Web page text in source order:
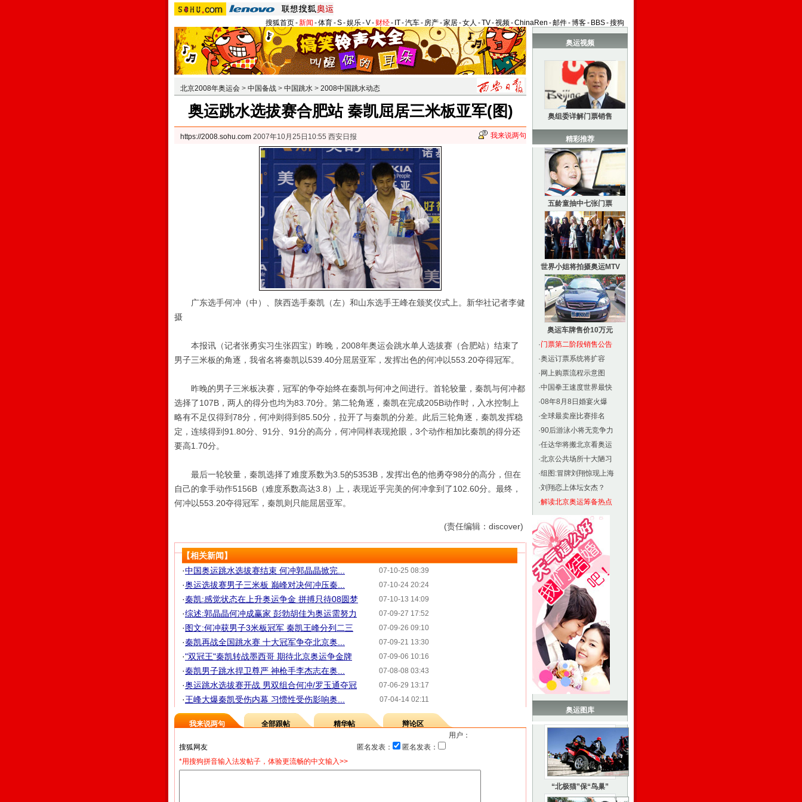
搜狐首页-新闻 -体育-S-娱乐-V- 财经- IT-汽车- 房产-家居-女人 -TV-视频-ChinaRen -邮件-博客- BBS-搜狗
北京2008年奥运会 > 中国备战 > 中国跳水 > 2008中国跳水动态
奥运跳水选拔赛合肥站 秦凯屈居三米板亚军(图)
https://2008.sohu.com 2007年10月25日10:55 西安日报 我来说两句
广东选手何冲（中）、陕西选手秦凯（左）和山东选手王峰在颁奖仪式上。新华社记者李健
摄
本报讯（记者张勇实习生张四宝）昨晚，2008年奥运会跳水单人选拔赛（合肥站）结束了
男子三米板的角逐，我省名将秦凯以539.40分屈居亚军，发挥出色的何冲以553.20夺得冠军。
昨晚的男子三米板决赛，冠军的争夺始终在秦凯与何冲之间进行。首轮较量，秦凯与何冲都
选择了107B，两人的得分也均为83.70分。第二轮角逐，秦凯在完成205B动作时，入水控制上
略有不足仅得到78分，何冲则得到85.50分，拉开了与秦凯的分差。 此后三轮角逐，秦凯发挥稳
定，连续得到91.80分、91分、91分的高分，何冲同样表现抢眼，3个动作相加比秦凯的得分还
要高1.70分。
最后一轮较量，秦凯选择了难度系数为3.5的5353B，发挥出色的他勇夺98分的高分，但在
自己的拿手动作5156B（难度系数高达3.8）上，表现近乎完美的何冲拿到了102.60分。最终，
何冲以553.20夺得冠军，秦凯则只能屈居亚军。
(责任编辑：discover)
【相关新闻】
07-10-25 08:39
·中国奥运跳水选拔赛结束 何冲郭晶晶掀完...
07-10-24 20:24
·奥运选拔赛男子三米板 巅峰对决何冲压秦...
07-10-13 14:09
·秦凯:感觉状态在上升奥运争金 拼搏只待08圆梦
07-09-27 17:52
·综述:郭晶晶何冲成赢家 彭勃胡佳为奥运需努力
07-09-26 09:10
·图文:何冲获男子3米板冠军 秦凯王峰分列二三
07-09-21 13:30
·秦凯再战全国跳水赛 十大冠军争夺北京奥...
07-09-06 10:16
·"双冠王"秦凯转战墨西哥 期待北京奥运争金牌
07-08-08 03:43
·秦凯男子跳水捍卫尊严 神枪手李杰志在奥...
07-06-29 13:17
·奥运跳水选拔赛开战 男双组合何冲/罗玉通夺冠
07-04-14 02:11
·王峰大爆秦凯受伤内幕 习惯性受伤影响奥...
我来说两句 全部跟帖 精华帖
辩论区
用户：
匿名发表：
匿名发表：
*用搜狗拼音输入法发帖子，体验更流畅的中文输入>>
奥运视频
奥组委详解门票销售
精彩推荐
五龄童抽中七张门票
世界小姐将拍摄奥运MTV
奥运车牌售价10万元
·门票第二阶段销售公告
·奥运订票系统将扩容
· 网上购票流程示意图
·中国拳王速度世界最快
·08年8月8日婚宴火爆
·全球最卖座比赛排名
·90后游泳小将无竞争力
·任达华将搬北京看奥运
·北京公共场所十大陋习
·组图:冒牌刘翔惊现上海
·刘翔恋上体坛女杰？
·解读北京奥运筹备热点
奥运图库
“北极猫”保“鸟巢”